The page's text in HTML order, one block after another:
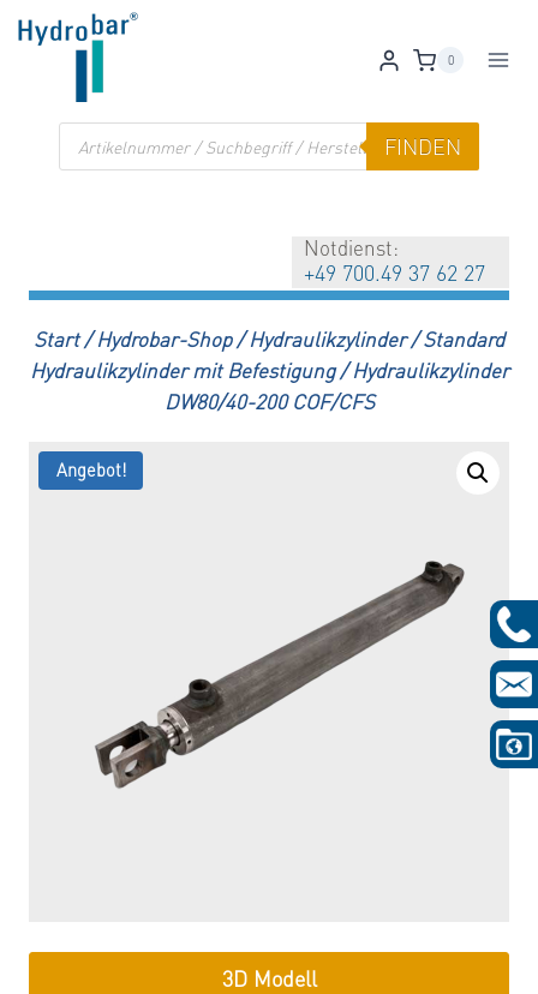
Zum
Inhalt
0
Products
search
FINDEN
Notdienst:
+49 700.49 37 62 27
Start / Hydrobar-Shop / Hydraulikzylinder / Standard
Hydraulikzylinder mit Befestigung /Hydraulikzylinder
DW80/40-200 COF/CFS
Angebot!
3D Modell